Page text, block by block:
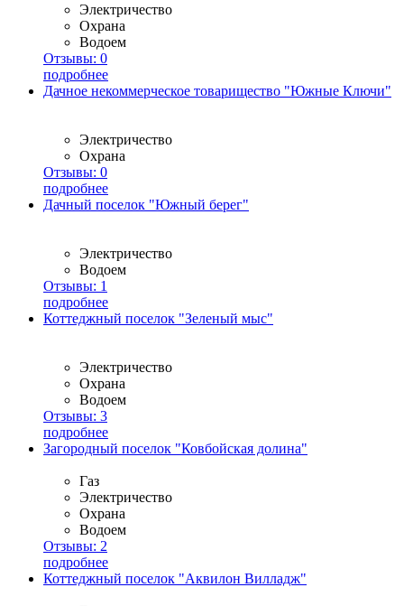
Электричество
Охрана
Водоем
Отзывы: 0
подробнее
Дачное некоммерческое товарищество "Южные Ключи"
Электричество
Охрана
Отзывы: 0
подробнее
Дачный поселок "Южный берег"
Электричество
Водоем
Отзывы: 1
подробнее
Коттеджный поселок "Зеленый мыс"
Электричество
Охрана
Водоем
Отзывы: 3
подробнее
Загородный поселок "Ковбойская долина"
Газ
Электричество
Охрана
Водоем
Отзывы: 2
подробнее
Коттеджный поселок "Аквилон Вилладж"